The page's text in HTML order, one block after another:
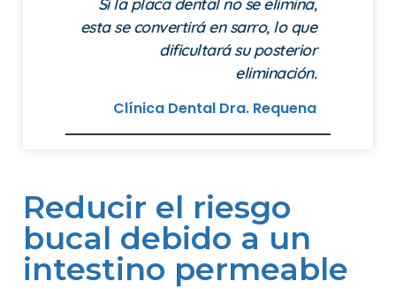
esta se convertirá en sarro, lo que
dificultará su posterior
eliminación.
Clínica Dental Dra. Requena
Reducir el riesgo
bucal debido a un
intestino permeable